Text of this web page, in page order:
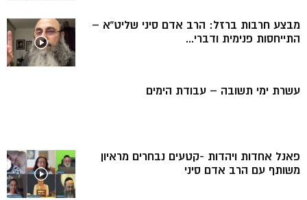
מבצע חרבות ברזל: הרב אדם סיני שליט”א –
התייחסות פנימית ודברי...
עשרת ימי תשובה – עבודת הימים
פאנל אחדות ויהדות -קטעים נבחרים מראיון
משותף עם הרב אדם סיני